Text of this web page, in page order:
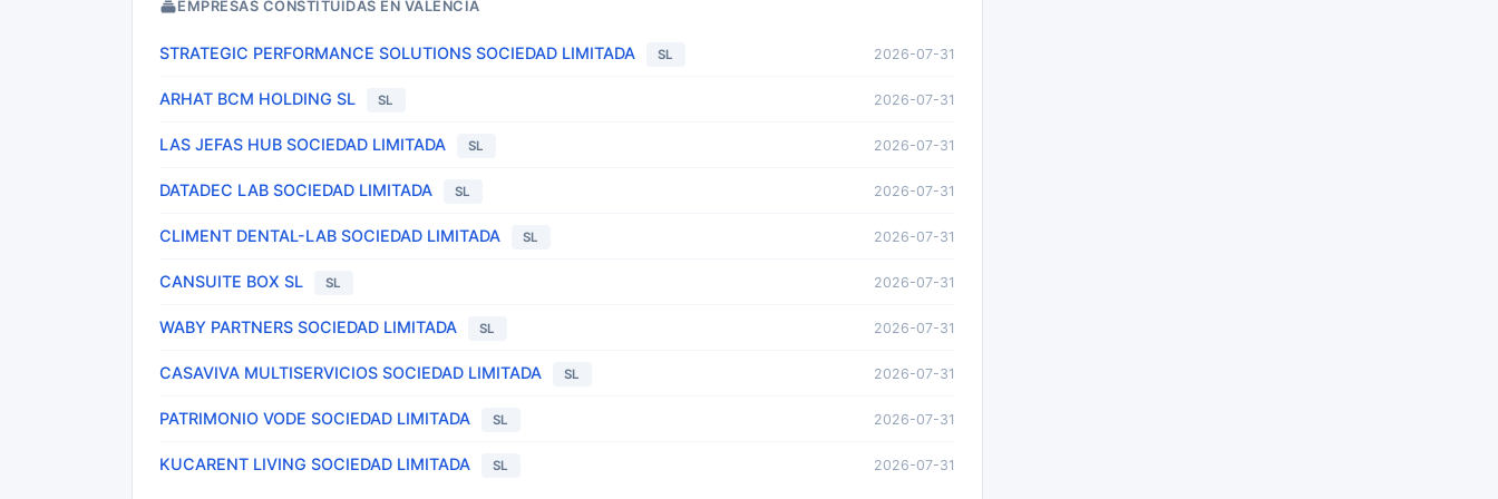
EMPRESAS CONSTITUIDAS EN VALENCIA
STRATEGIC PERFORMANCE SOLUTIONS SOCIEDAD LIMITADA SL 2026-07-31
ARHAT BCM HOLDING SL SL 2026-07-31
LAS JEFAS HUB SOCIEDAD LIMITADA SL 2026-07-31
DATADEC LAB SOCIEDAD LIMITADA SL 2026-07-31
CLIMENT DENTAL-LAB SOCIEDAD LIMITADA SL 2026-07-31
CANSUITE BOX SL SL 2026-07-31
WABY PARTNERS SOCIEDAD LIMITADA SL 2026-07-31
CASAVIVA MULTISERVICIOS SOCIEDAD LIMITADA SL 2026-07-31
PATRIMONIO VODE SOCIEDAD LIMITADA SL 2026-07-31
KUCARENT LIVING SOCIEDAD LIMITADA SL 2026-07-31